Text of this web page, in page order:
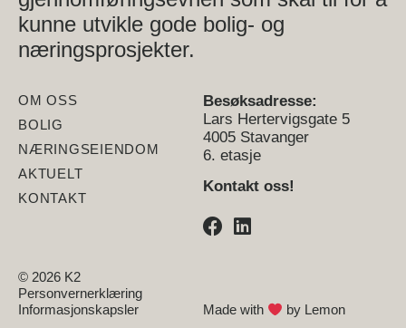
kunne utvikle gode bolig- og
næringsprosjekter.
OM OSS
BOLIG
NÆRINGSEIENDOM
AKTUELT
KONTAKT
Besøksadresse:
Lars Hertervigsgate 5
4005 Stavanger
6. etasje
Kontakt oss!
© 2026 K2
Personvernerklæring
Informasjonskapsler
Made with by Lemon